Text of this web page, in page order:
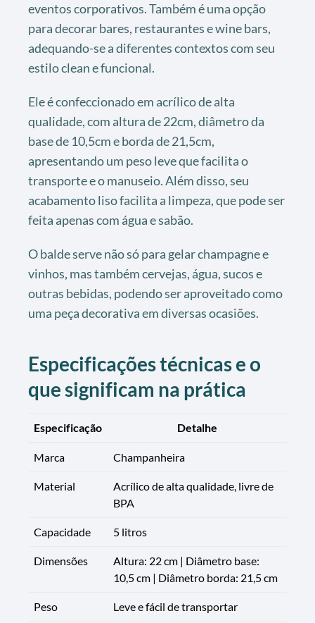
eventos corporativos. Também é uma opção
para decorar bares, restaurantes e wine bars,
adequando-se a diferentes contextos com seu
estilo clean e funcional.
Ele é confeccionado em acrílico de alta
qualidade, com altura de 22cm, diâmetro da
base de 10,5cm e borda de 21,5cm,
apresentando um peso leve que facilita o
transporte e o manuseio. Além disso, seu
acabamento liso facilita a limpeza, que pode ser
feita apenas com água e sabão.
O balde serve não só para gelar champagne e
vinhos, mas também cervejas, água, sucos e
outras bebidas, podendo ser aproveitado como
uma peça decorativa em diversas ocasiões.
Especificações técnicas e o
que significam na prática
Especificação Detalhe
Marca Champanheira
Material
Acrílico de alta qualidade, livre de
BPA
Capacidade 5 litros
Dimensões
Altura: 22 cm | Diâmetro base:
10,5 cm | Diâmetro borda: 21,5 cm
Peso Leve e fácil de transportar